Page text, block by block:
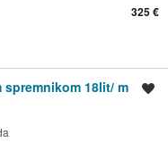
325 €
18lit/ m